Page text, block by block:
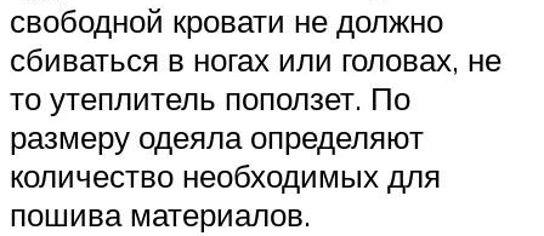
свободной кровати не должно
сбиваться в ногах или головах, не
то утеплитель поползет. По
размеру одеяла определяют
количество необходимых для
пошива материалов.